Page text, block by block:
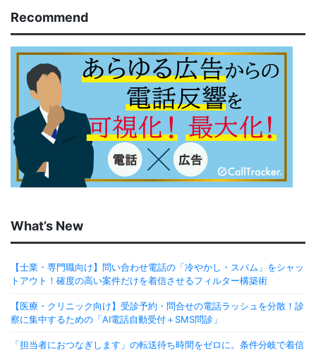
Recommend
What’s New
【士業・専門職向け】問い合わせ電話の「冷やかし・スパム」をシャッ
トアウト！確度の高い案件だけを着信させるフィルター構築術
【医療・クリニック向け】受診予約・問合せの電話ラッシュを分散！診
察に集中するための「AI電話自動受付＋SMS問診」
「担当者におつなぎします」の転送待ち時間をゼロに。条件分岐で着信